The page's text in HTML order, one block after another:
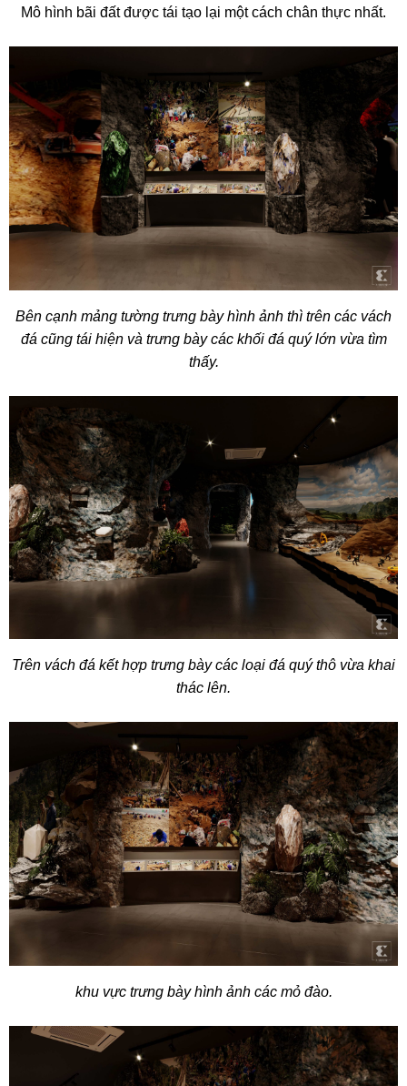
Mô hình bãi đất được tái tạo lại một cách chân thực nhất.
Bên cạnh mảng tường trưng bày hình ảnh thì trên các vách
đá cũng tái hiện và trưng bày các khối đá quý lớn vừa tìm
thấy.
Trên vách đá kết hợp trưng bày các loại đá quý thô vừa khai
thác lên.
khu vực trưng bày hình ảnh các mỏ đào.